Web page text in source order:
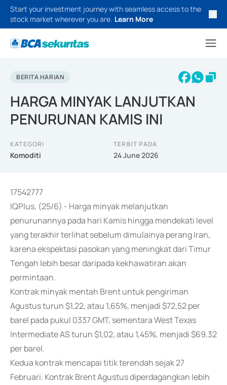
Start your investment journey with seamless access to the
stock market wherever you are. Learn More
BERITA HARIAN
HARGA MINYAK LANJUTKAN
PENURUNAN KAMIS INI
KATEGORI
Komoditi
TERBIT PADA
24 June 2026
17542777
IQPlus, (25/6) - Harga minyak melanjutkan
penurunannya pada hari Kamis hingga mendekati level
yang terakhir terlihat sebelum dimulainya perang Iran,
karena ekspektasi pasokan yang meningkat dari Timur
Tengah lebih besar daripada kekhawatiran akan
permintaan.
Kontrak minyak mentah Brent untuk pengiriman
Agustus turun $1,22, atau 1,65%, menjadi $72,52 per
barel pada pukul 0337 GMT, sementara West Texas
Intermediate AS turun $1,02, atau 1,45%, menjadi $69,32
per barel.
Kedua kontrak mencapai titik terendah sejak 27
Februari. Kontrak Brent Agustus diperdagangkan lebih